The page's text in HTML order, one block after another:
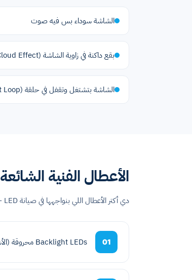
الشاشة سوداء بس فيه صوت
بقع داكنة في زاوية الشاشة (Cloud Effect)
الشاشة بتشتغل وتقفل في حلقة (Boot Loop)
الأعطال الفنية الشائعة
دي أكتر الأعطال اللي بنواجهها في صيانة LED — مرتبة حسب الشيوع.
01 Backlight LEDs محروقة (الأشهر في الشاشات بعد 3-5 سنين)